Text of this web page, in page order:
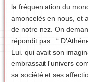
la fréquentation du
amoncelés en nous, et
de notre nez. On
répondit pas : “
Lui, qui avait son
embrassait l'univers
sa société et ses